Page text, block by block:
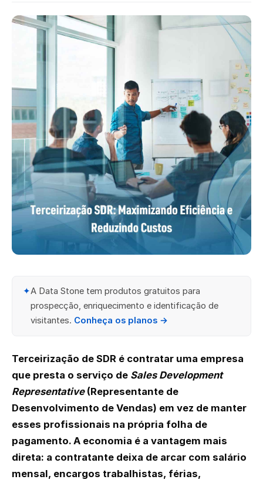
✦A Data Stone tem produtos gratuitos para
prospecção, enriquecimento e identificação de
visitantes. Conheça os planos →
Terceirização de SDR é contratar uma empresa
que presta o serviço de Sales Development
Representative(Representante de
Desenvolvimento de Vendas) em vez de manter
esses profissionais na própria folha de
pagamento. A economia é a vantagem mais
direta: a contratante deixa de arcar com salário
mensal, encargos trabalhistas, férias,